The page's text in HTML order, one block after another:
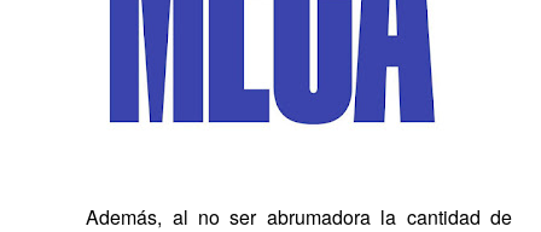
Además, al no ser abrumadora la cantidad de